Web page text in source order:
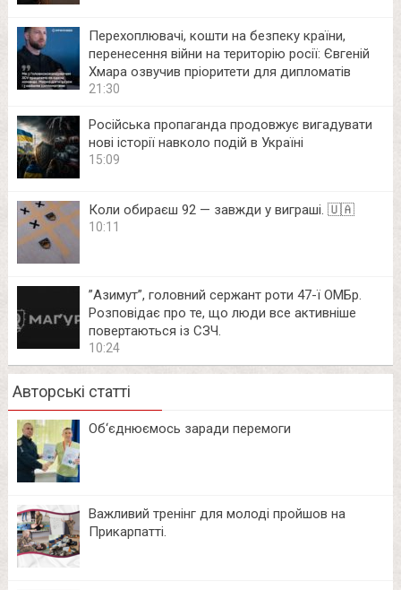
Перехоплювачі, кошти на безпеку країни,
перенесення війни на територію росії: Євгеній
Хмара озвучив пріоритети для дипломатів
21:30
Російська пропаганда продовжує вигадувати
нові історії навколо подій в Україні
15:09
Коли обираєш 92 — завжди у виграші. 🇺🇦
10:11
⁨”Азимут”, головний сержант роти 47-ї ОМБр.
Розповідає про те, що люди все активніше
повертаються із СЗЧ.
10:24
Авторські статті
Об‘єднюємось заради перемоги
Важливий тренінг для молоді пройшов на
Прикарпатті.